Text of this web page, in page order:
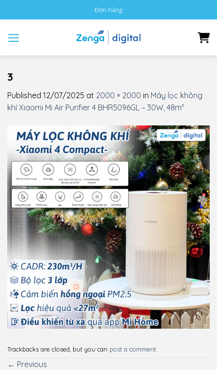
to
Đơn hàng
3
Published 12/07/2025 at 2000 × 2000 in Máy lọc không
khí Xiaomi Mi Air Purifier 4 BHR5096GL – 30W, 48m²
Trackbacks are closed, but you can post a comment
← Previous